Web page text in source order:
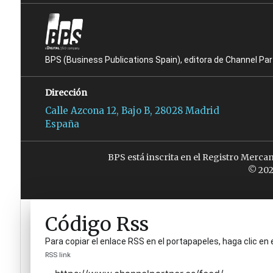
BPS (Business Publications Spain), editora de Channel
Dirección
Calle Azcona 12, Bajo B, 28028 Madrid
España
BPS está inscrita en el Registro
©
Código Rss
Para copiar el enlace RSS en el portapapeles, haga clic en
RSS link